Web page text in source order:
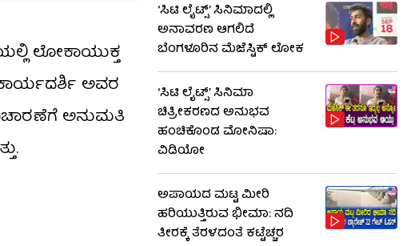
ಲೋಕಾಯುಕ್ತ
ಅವರ
ಅನುಮತಿ
‘ಸಿಟಿ ಲೈಟ್ಸ್’ ಸಿನಿಮಾದಲ್ಲಿ
ಅನಾವರಣ ಆಗಲಿದೆ
ಬೆಂಗಳೂರಿನ ಮೆಜೆಸ್ಟಿಕ್ ಲೋಕ
‘ಸಿಟಿ ಲೈಟ್ಸ್’ ಸಿನಿಮಾ
ಚಿತ್ರೀಕರಣದ ಅನುಭವ
ಹಂಚಿಕೊಂಡ ಮೋನಿಷಾ:
ವಿಡಿಯೋ
ಅಪಾಯದ ಮಟ್ಟ ಮೀರಿ
ಹರಿಯುತ್ತಿರುವ ಭೀಮಾ: ನದಿ
ತೀರಕ್ಕೆ ತೆರಳದಂತೆ ಕಟ್ಟೆಚ್ಚರ